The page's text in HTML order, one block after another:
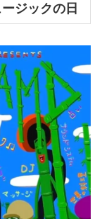
ジックの日